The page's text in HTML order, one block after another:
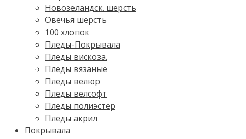
Новозеландск. шерсть
Овечья шерсть
100 хлопок
Пледы-Покрывала
Пледы вискоза.
Пледы вязаные
Пледы велюр
Пледы велсофт
Пледы полиэстер
Пледы акрил
Покрывала